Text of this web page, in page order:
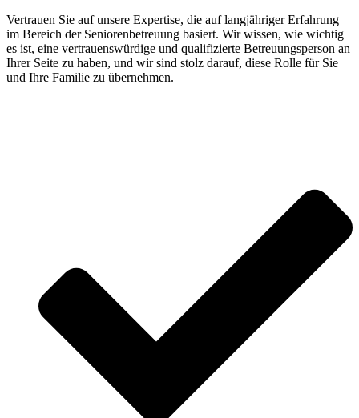
Vertrauen Sie auf unsere Expertise, die auf langjähriger Erfahrung
im Bereich der Seniorenbetreuung basiert. Wir wissen, wie wichtig
es ist, eine vertrauenswürdige und qualifizierte Betreuungsperson an
Ihrer Seite zu haben, und wir sind stolz darauf, diese Rolle für Sie
und Ihre Familie zu übernehmen.